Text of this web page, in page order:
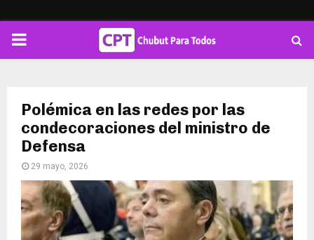
PRIMARY
Polémica en las redes por las
condecoraciones del ministro de
Defensa
29 mayo, 2026